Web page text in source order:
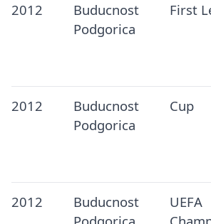
2012
Buducnost
Podgorica
First
2012
Buducnost
Podgorica
Cup
2012
Buducnost
UEFA